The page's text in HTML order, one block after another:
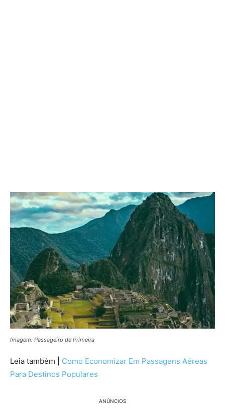
Imagem: Passageiro de Primeira
Leia também | Como Economizar Em Passagens Aéreas
Para Destinos Populares
ANÚNCIOS